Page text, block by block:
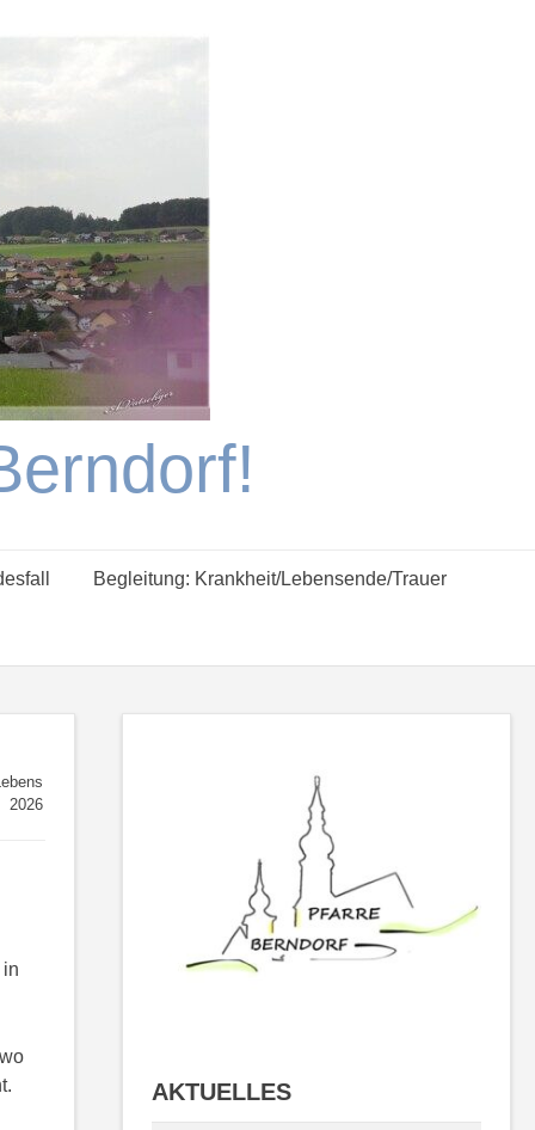
Begleitung: Krankheit/Lebensende/Trauer
2026
AKTUELLES